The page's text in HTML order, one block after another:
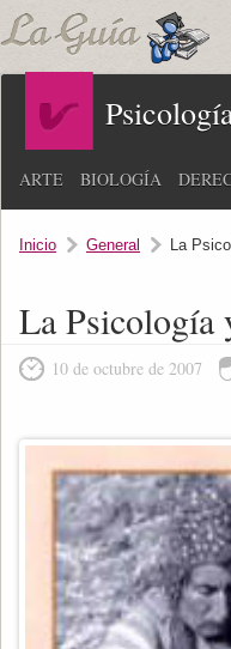
ARTE BIOLOGÍA
Inicio General La
La Psicología
10 de octubre de 2007